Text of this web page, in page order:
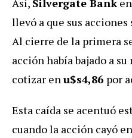
Así, Silvergate Bank
llevó a que sus acciones
Al cierre de la primera
acción había bajado a
cotizar enu$s4,86 por
Esta caída se acentuó
cuando la acción cayó